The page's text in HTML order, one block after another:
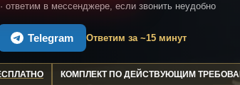
ответим в мессенджере, если звонить неудобно
Telegram Ответим за ~15 минут
КОМПЛЕКТ ПО ДЕЙСТВУЮЩИМ